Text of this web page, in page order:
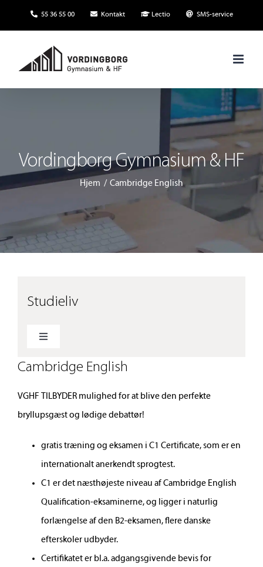
55 36 55 00 Kontakt Lectio SMS-service
Vordingborg Gymnasium & HF
Hjem Cambridge English
Studieliv
Toggle
Elevråd
Cambridge English
Forskerspirer
Sciencetalenter
Cambridge English
VGHF TILBYDER mulighed for at blive den perfekte
bryllupsgæst og lødige debattør!
gratis træning og eksamen i C1 Certificate, som er en
internationalt anerkendt sprogtest.
C1 er det næsthøjeste niveau af Cambridge English
Qualification-eksaminerne, og ligger i naturlig
forlængelse af den B2-eksamen, flere danske
efterskoler udbyder.
Certifikatet er bl.a. adgangsgivende bevis for